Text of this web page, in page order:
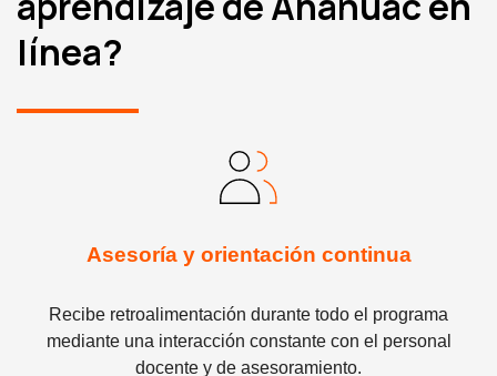
línea?
Asesoría y orientación continua
Recibe retroalimentación durante todo el programa
mediante una interacción constante con el personal
docente y de asesoramiento.